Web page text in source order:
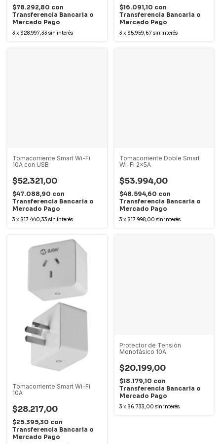
$78.292,80 con
Transferencia Bancaria o
Mercado Pago
3 x $28.997,33 sin interés
$16.091,10 con
Transferencia Bancaria o
Mercado Pago
3 x $5.959,67 sin interés
Tomacorriente Smart Wi-Fi
10A con USB
$52.321,00
$47.088,90 con
Transferencia Bancaria o
Mercado Pago
3 x $17.440,33 sin interés
Tomacorriente Doble Smart
Wi-Fi 2x5A
$53.994,00
$48.594,60 con
Transferencia Bancaria o
Mercado Pago
3 x $17.998,00 sin interés
Tomacorriente Smart Wi-Fi
10A
$28.217,00
$25.395,30 con
Transferencia Bancaria o
Mercado Pago
Protector de Tensión
Monofásico 10A
$20.199,00
$18.179,10 con
Transferencia Bancaria o
Mercado Pago
3 x $6.733,00 sin interés